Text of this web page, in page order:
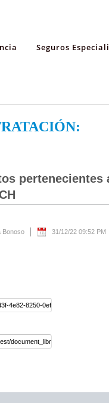
Seguros
Bonoso
31/12/22 09:52 PM